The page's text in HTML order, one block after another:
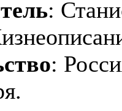
:
: